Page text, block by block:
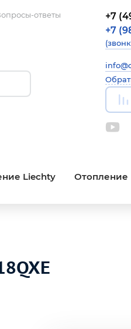
ответы
+7
+7
Liechty Отопление